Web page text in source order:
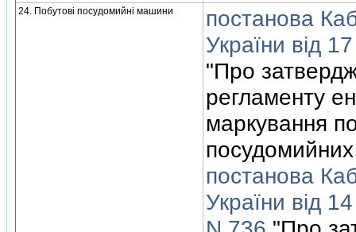
24. Побутовi посудомийнi машини
постанова
України вiд
"Про
регламенту
маркування
постанова
України вiд